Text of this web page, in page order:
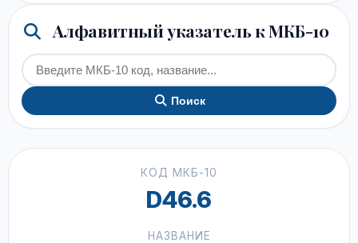
Алфавитный указатель к МКБ-10
Поиск
КОД МКБ-10
D46.6
НАЗВАНИЕ